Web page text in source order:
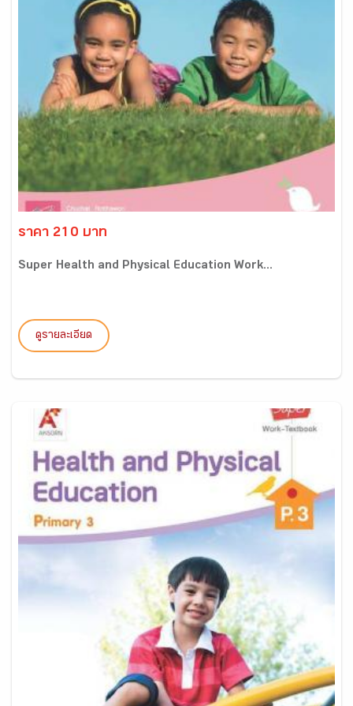
ราคา 210 บาท
Super Health and Physical Education Work...
ดูรายละเอียด